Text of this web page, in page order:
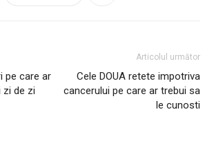
pe care ar
de zi
Articolul următor
Cele DOUA retete impotriva
cancerului pe care ar trebui sa
le cunosti